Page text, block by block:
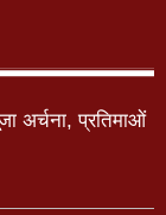
अर्चना, प्रतिमाओं